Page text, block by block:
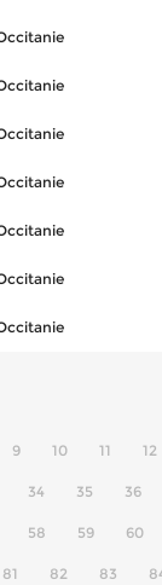
9 10 11 12
34 35 36
58 59 60
81 82 83